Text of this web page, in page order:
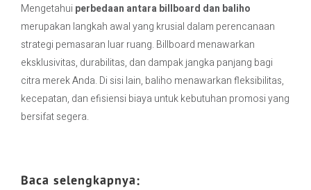
Mengetahui perbedaan antara billboard dan baliho
merupakan langkah awal yang krusial dalam perencanaan
strategi pemasaran luar ruang. Billboard menawarkan
eksklusivitas, durabilitas, dan dampak jangka panjang bagi
citra merek Anda. Di sisi lain, baliho menawarkan fleksibilitas,
kecepatan, dan efisiensi biaya untuk kebutuhan promosi yang
bersifat segera.
Baca selengkapnya: